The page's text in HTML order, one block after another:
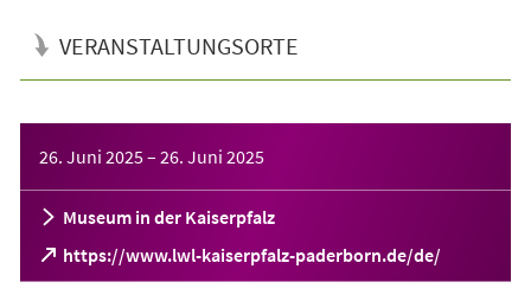
VERANSTALTUNGSORTE
26. Juni 2025– 26. Juni 2025
Museum in der Kaiserpfalz
https://www.lwl-kaiserpfalz-paderborn.de/de/
(Öffnet
in